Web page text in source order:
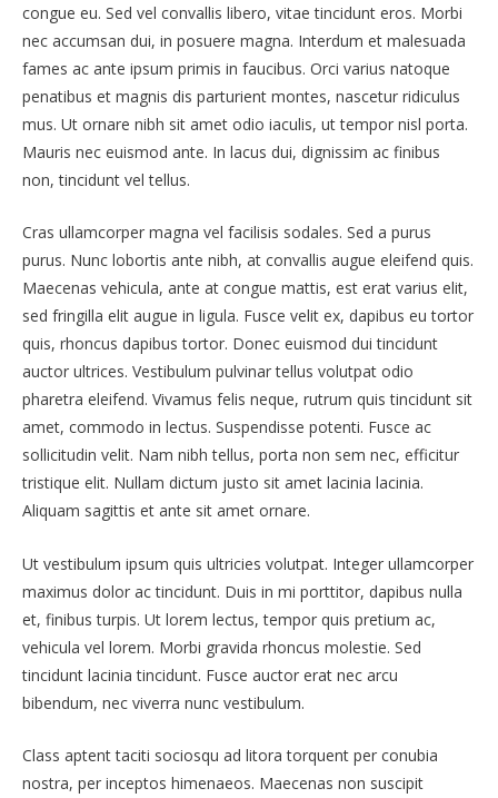
congue eu. Sed vel convallis libero, vitae tincidunt eros. Morbi
nec accumsan dui, in posuere magna. Interdum et malesuada
fames ac ante ipsum primis in faucibus. Orci varius natoque
penatibus et magnis dis parturient montes, nascetur ridiculus
mus. Ut ornare nibh sit amet odio iaculis, ut tempor nisl porta.
Mauris nec euismod ante. In lacus dui, dignissim ac finibus
non, tincidunt vel tellus.
Cras ullamcorper magna vel facilisis sodales. Sed a purus
purus. Nunc lobortis ante nibh, at convallis augue eleifend quis.
Maecenas vehicula, ante at congue mattis, est erat varius elit,
sed fringilla elit augue in ligula. Fusce velit ex, dapibus eu tortor
quis, rhoncus dapibus tortor. Donec euismod dui tincidunt
auctor ultrices. Vestibulum pulvinar tellus volutpat odio
pharetra eleifend. Vivamus felis neque, rutrum quis tincidunt sit
amet, commodo in lectus. Suspendisse potenti. Fusce ac
sollicitudin velit. Nam nibh tellus, porta non sem nec, efficitur
tristique elit. Nullam dictum justo sit amet lacinia lacinia.
Aliquam sagittis et ante sit amet ornare.
Ut vestibulum ipsum quis ultricies volutpat. Integer ullamcorper
maximus dolor ac tincidunt. Duis in mi porttitor, dapibus nulla
et, finibus turpis. Ut lorem lectus, tempor quis pretium ac,
vehicula vel lorem. Morbi gravida rhoncus molestie. Sed
tincidunt lacinia tincidunt. Fusce auctor erat nec arcu
bibendum, nec viverra nunc vestibulum.
Class aptent taciti sociosqu ad litora torquent per conubia
nostra, per inceptos himenaeos. Maecenas non suscipit